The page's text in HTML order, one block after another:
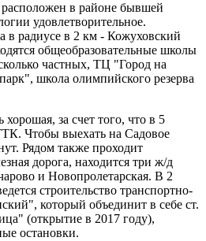
в районе бывшей
удовлетворительное.
в радиусе в 2 км - Кожуховский
общеобразовательные школы
частных, ТЦ "Город на
школа олимпийского резерва
хорошая, за счет того, что в 5
Чтобы выехать на Садовое
Рядом также проходит
дорога, находится три ж/д
и Новопролетарская. В 2
строительство транспортно-
который объединит в себе ст.
(открытие в 2017 году),
остановки.